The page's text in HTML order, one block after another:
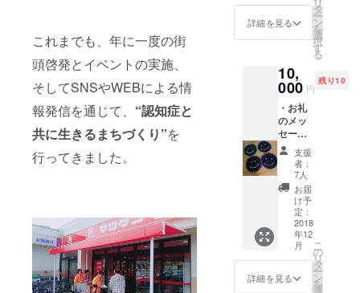
これまでも、年に一度の街
頭啓発とイベントの実施、
そしてSNSやWEBによる情
報発信を通じて、 “認知症と
共に生きるまちづくり”を
行ってきました。
スター2
枚：認
て作っ
た手作
りコー
スター
をお送
りしま
す。
有田川
町地域
ALEC内
のオレ
ンジカ
フェで
のご飲
食チ
ケット
500円分
をお送
りしま
す（有
効期限
2019年
6月30
日）。
・コー
スター2
枚：認
す。 ・
イベン
ト実施
報告
とも
2018で
の啓発
の様子
につい
て記載
した報
告書を
お送り
いたし
ます。
・コー
スター2
枚：認
知症の
方が心
を込め
詳細を見る
タ
ー
ン
を
選
択
す
る
10,
000 円
残り10
・お礼
のメッ
セー
ジ：温
かいご
支援に
対する
お礼の
メッ
セージ
をお送
りしま
す。 ・
イベン
ト実施
支援
者：
7人
お届
け予
定：
2018
年12
月
詳細を見る
こ
の
リ
タ
ー
ン
を